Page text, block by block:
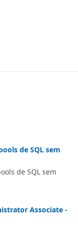
de SQL sem
de SQL sem
Associate -